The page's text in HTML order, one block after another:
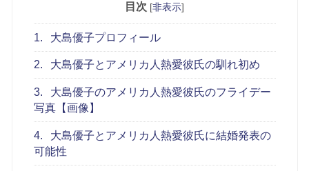
目次 [非表示]
1. 大島優子プロフィール
2. 大島優子とアメリカ人熱愛彼氏の馴れ初め
3.
大島優子のアメリカ人熱愛彼氏のフライデー
写真【画像】
4.
大島優子とアメリカ人熱愛彼氏に結婚発表の
可能性